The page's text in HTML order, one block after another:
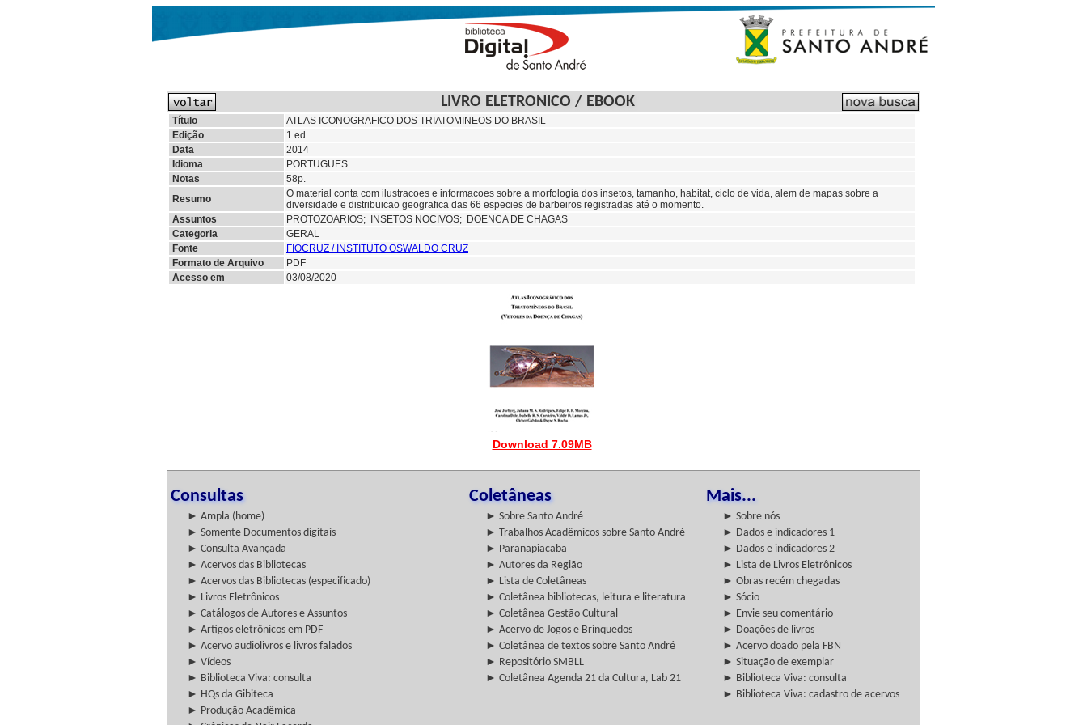
LIVRO ELETRONICO / EBOOK
Título
ATLAS ICONOGRAFICO DOS TRIATOMINEOS DO BRASIL
Edição
1 ed.
Data
2014
Idioma
PORTUGUES
Notas
58p.
Resumo
O material conta com ilustracoes e informacoes sobre a morfologia dos insetos, tamanho, habitat, ciclo de vida, alem de mapas sobre a
diversidade e distribuicao geografica das 66 especies de barbeiros registradas até o momento.
Assuntos
PROTOZOARIOS;
INSETOS NOCIVOS; DOENCA DE CHAGAS
Categoria
GERAL
Fonte
FIOCRUZ / INSTITUTO OSWALDO CRUZ
Formato de Arquivo
PDF
Acesso em
03/08/2020
Download 7.09MB
Consultas Coletâneas Mais...
► Ampla (home) ► Sobre Santo André
► Sobre nós
► Somente Documentos digitais
► Trabalhos Acadêmicos sobre Santo André
► Dados e indicadores 1
► Consulta Avançada
► Paranapiacaba
► Dados e indicadores 2
► Acervos das Bibliotecas
► Autores da Região
► Lista de Livros Eletrônicos
► Acervos das Bibliotecas (especificado)
► Lista de Coletâneas
► Obras recém chegadas
► Livros Eletrônicos
► Coletânea bibliotecas, leitura e literatura
► Sócio
► Catálogos de Autores e Assuntos
► Coletânea Gestão Cultural
► Envie seu comentário
► Artigos eletrônicos em PDF
► Acervo de Jogos e Brinquedos
► Doações de livros
► Acervo audiolivros e livros falados
► Coletânea de textos sobre Santo André
► Acervo doado pela FBN
► Vídeos
► Repositório SMBLL
► Situação de exemplar
► Biblioteca Viva: consulta
► Coletânea Agenda 21 da Cultura, Lab 21
► Biblioteca Viva: consulta
► HQs da Gibiteca
► Biblioteca Viva: cadastro de acervos
► Produção Acadêmica